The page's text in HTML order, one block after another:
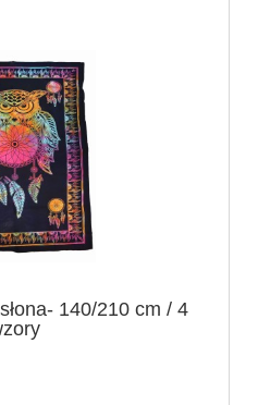
140/210 cm / 4